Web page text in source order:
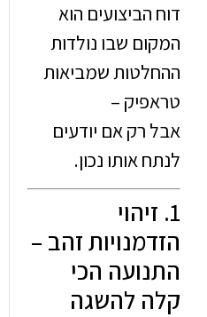
הוא
שבו נולדות
שמביאות
–
אם יודעים
נכון.
זהב –
הכי
להשגה